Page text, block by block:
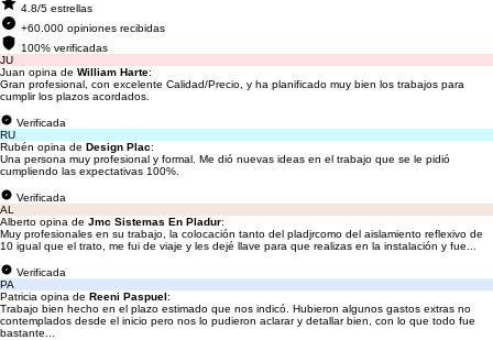
4.8/5 estrellas
+60.000 opiniones recibidas
100% verificadas
JU
Juan opina de William Harte:
Gran profesional, con excelente Calidad/Precio, y ha planificado muy bien los trabajos para
cumplir los plazos acordados.
Verificada
RU
Rubén opina de Design Plac:
Una persona muy profesional y formal. Me dió nuevas ideas en el trabajo que se le pidió
cumpliendo las expectativas 100%.
Verificada
AL
Alberto opina de Jmc Sistemas En Pladur:
Muy profesionales en su trabajo, la colocación tanto del pladjrcomo del aislamiento reflexivo de
10 igual que el trato, me fui de viaje y les dejé llave para que realizas en la instalación y fue...
Verificada
PA
Patricia opina de Reeni Paspuel:
Trabajo bien hecho en el plazo estimado que nos indicó. Hubieron algunos gastos extras no
contemplados desde el inicio pero nos lo pudieron aclarar y detallar bien, con lo que todo fue
bastante...